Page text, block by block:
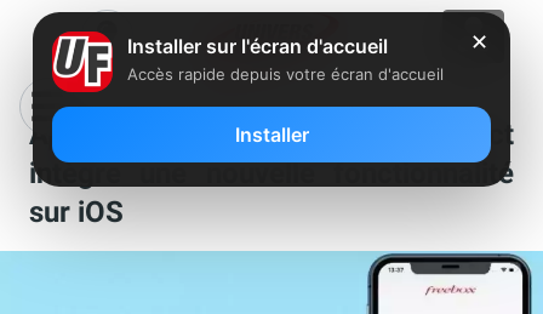
Après Android, Freebox Connect
intègre une nouvelle fonctionnalité
sur iOS
✕
Installer sur l'écran d'accueil
Accès rapide depuis votre écran d'accueil
Installer